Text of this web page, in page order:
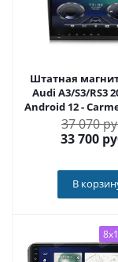
Штатная
Audi A3/S3/RS3 2003-2011
Android 12 -
8808-S10
37 070
33 700
В